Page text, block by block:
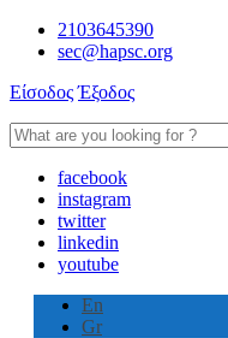
2103645390
sec@hapsc.org
Είσοδος Έξοδος
Search
for:
facebook
instagram
twitter
linkedin
youtube
En
Gr